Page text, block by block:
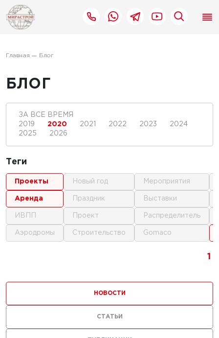
Главная Блог
БЛОГ
1
г.
НОВОСТИ
СТАТЬИ
ЗА ВСЕ ВРЕМЯ
2019
2020 2021 2022 2023
2024
2025
2026
Теги
проекты
аренда
ИВПП
аэродромы
новый год
праздник
проект
строительство
мероприятия
выставки
распределитель
gomaco